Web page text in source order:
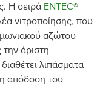
Η σειρά ENTEC®
νιτροποίησης, που
αζώτου
άριστη
διαθέτει λιπάσματα
απόδοση του